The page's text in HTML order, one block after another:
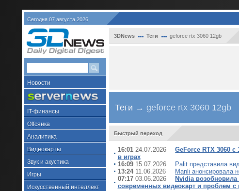
Сегодня 07 августа 2026
Новости
IT-финансы
Offсянка
Аналитика
Видеокарты
Звук и акустика
Игры
Искусственный интеллект
3DNews Теги geforce rtx 3060 12gb
Теги → geforce rtx 3060 12gb
Быстрый переход
16:0124.07.2026
GeForce RTX 3060
в играх
16:0915.07.2026
Palit представила
13:2411.06.2026
Manli анонсировала
07:1703.06.2026
Nvidia возобновила
современных видеокарт и проблем с